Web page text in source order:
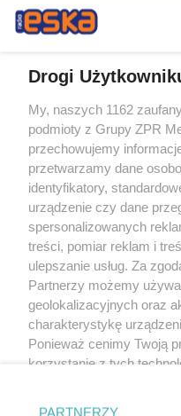
Żaden utwór zamieszczony w
rozpowszechniany lub dalej
tym także elektroniczny lub
eksploatacji w jakiejkolwiek
bez pisemnej zgody właściciela
wykorzystanie utworów w
bez właściwej zgody, jest
prawnie.
Drogi
My, naszych 1162
podmioty z Grupy ZPR
przechowujemy
przetwarzamy dane
identyfikatory,
urządzenie czy dane
spersonalizowanych
treści, pomiar reklam i
ulepszanie usług. Za
Partnerzy możemy
geolokalizacyjnych oraz
charakterystykę
Ponieważ cenimy Twoją
korzystanie z tych
zmienić/wycofać klikając
PARTNERZY